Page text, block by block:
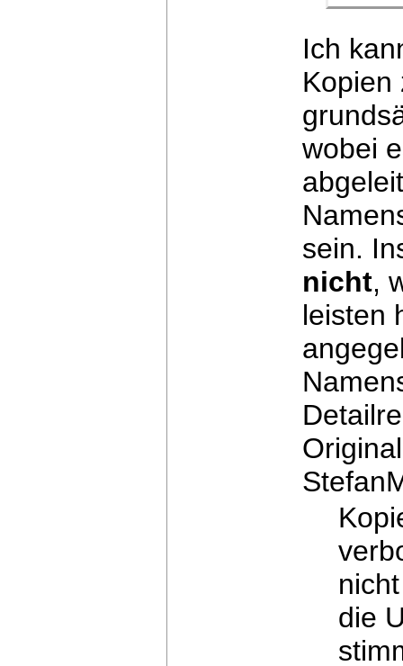
Ich
wobei
sein.
nicht,
leisten
die